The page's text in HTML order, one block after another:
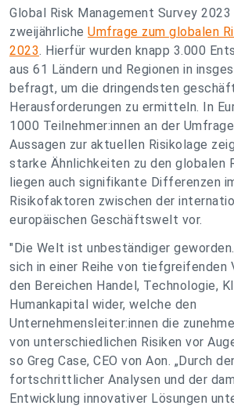
Global Risk Management Survey 2023
zweijährliche Umfrage zum globalen
2023. Hierfür wurden knapp 3.000
aus 61 Ländern und Regionen in
befragt, um die dringendsten
Herausforderungen zu ermitteln. In
1000 Teilnehmer:innen an der
Aussagen zur aktuellen Risikolage
starke Ähnlichkeiten zu den globalen
liegen auch signifikante Differenzen
Risikofaktoren zwischen der
europäischen Geschäftswelt vor.
" Die Welt ist unbeständiger
sich in einer Reihe von tiefgreifenden
den Bereichen Handel, Technologie,
Humankapital wider, welche den
Unternehmensleiter:innen die
von unterschiedlichen Risiken vor
so Greg Case, CEO von Aon. „ Durch
fortschrittlicher Analysen und der
Entwicklung innovativer Lösungen